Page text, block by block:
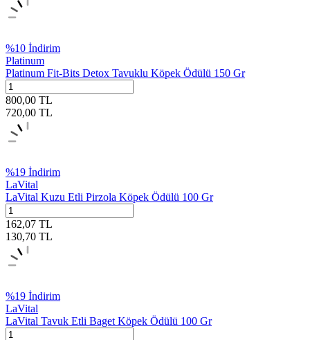
%10 İndirim
Platinum
Platinum Fit-Bits Detox Tavuklu Köpek Ödülü 150 Gr
800,00 TL
720,00 TL
%19 İndirim
LaVital
LaVital Kuzu Etli Pirzola Köpek Ödülü 100 Gr
162,07 TL
130,70 TL
%19 İndirim
LaVital
LaVital Tavuk Etli Baget Köpek Ödülü 100 Gr